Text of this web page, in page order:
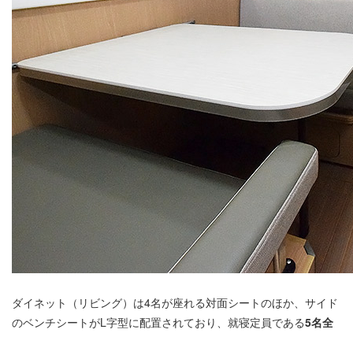
ダイネット（リビング）は4名が座れる対面シートのほか、サイド
のベンチシートがL字型に配置されており、就寝定員である5名全